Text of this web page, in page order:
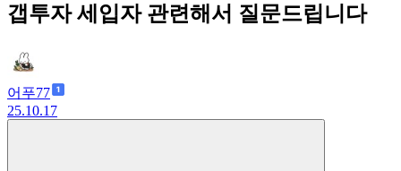
갭투자 세입자 관련해서 질문드립니다
어푸77
25.10.17